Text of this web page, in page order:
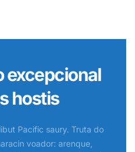
excepcional
hostis
Pacific saury. Truta do
voador: arenque,